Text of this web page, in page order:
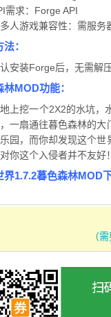
需求：Forge API
人游戏兼容性：需服务
：
安装Forge后，无需解
林MOD功能：
上挖一个2X2的水坑，
一扇通往暮色森林的
园，而你却发现这个
你这个入侵者并不友好！
界1.7.2暮色森林MOD
（